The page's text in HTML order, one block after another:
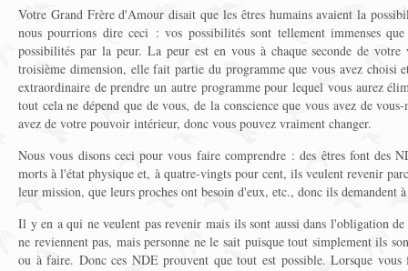
Votre Grand Frère d'Amour disait que les êtres humains avaient la
nous pourrions dire ceci : vos possibilités sont tellement immenses
possibilités par la peur. La peur est en vous à chaque seconde de
troisième dimension, elle fait partie du programme que vous avez choisi
extraordinaire de prendre un autre programme pour lequel vous aurez
tout cela ne dépend que de vous, de la conscience que vous avez de
avez de votre pouvoir intérieur, donc vous pouvez vraiment changer.
Nous vous disons ceci pour vous faire comprendre : des êtres font des
morts à l'état physique et, à quatre-vingts pour cent, ils veulent revenir
leur mission, que leurs proches ont besoin d'eux, etc., donc ils demandent
Il y en a qui ne veulent pas revenir mais ils sont aussi dans l'obligation
ne reviennent pas, mais personne ne le sait puisque tout simplement ils
ou à faire. Donc ces NDE prouvent que tout est possible. Lorsque